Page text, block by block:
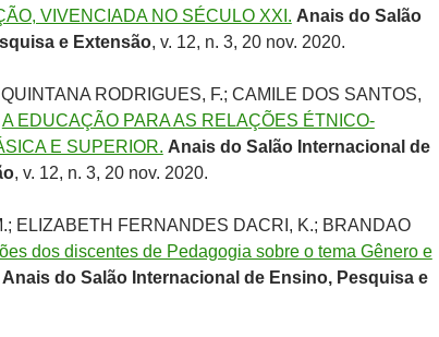
VIVENCIADA NO SÉCULO XXI. Anais do Salão
e Extensão, v. 12, n. 3, 20 nov. 2020.
RODRIGUES, F.; CAMILE DOS SANTOS,
A EDUCAÇÃO PARA AS RELAÇÕES ÉTNICO-
E SUPERIOR. Anais do Salão Internacional de
, v. 12, n. 3, 20 nov. 2020.
ELIZABETH FERNANDES DACRI, K.; BRANDAO
dos discentes de Pedagogia sobre o tema Gênero e
Anais do Salão Internacional de Ensino, Pesquisa e